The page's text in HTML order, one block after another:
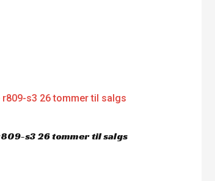
s3 26 tommer til salgs